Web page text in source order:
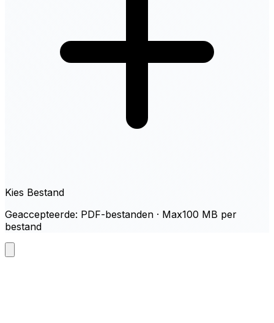
Kies Bestand
Geaccepteerde: PDF-bestanden · Max100 MB per
bestand